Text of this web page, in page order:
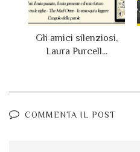
Gli amici silenziosi,
Laura Purcell...
COMMENTA IL POST